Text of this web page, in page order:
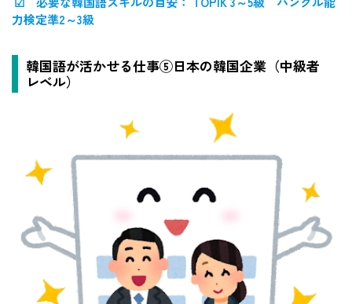
力検定準2～3級
韓国語が活かせる仕事⑤日本の韓国企業（中級者
レベル）